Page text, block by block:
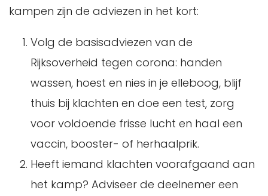
kampen zijn de adviezen in het kort:
Volg de basisadviezen van de
Rijksoverheid tegen corona: handen
wassen, hoest en nies in je elleboog, blijf
thuis bij klachten en doe een test, zorg
voor voldoende frisse lucht en haal een
vaccin, booster- of herhaalprik.
Heeft iemand klachten voorafgaand aan
het kamp? Adviseer de deelnemer een